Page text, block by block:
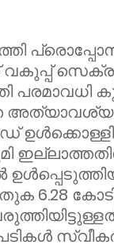
പരമാവധി
തുക 6.28